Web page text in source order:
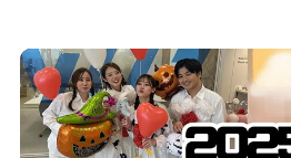
海道が描く今後のビジョンについて